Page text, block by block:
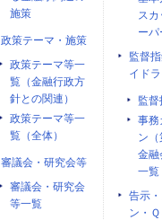
施策
政策テーマ・施策
政策テーマ等一
覧（金融行政方
針との関連）
政策テーマ等一
覧（全体）
審議会・研究会等
審議会・研究会
等一覧
ス
ーパ
監督
イド
監
事務
ン（
金融
一覧
告示
ン・